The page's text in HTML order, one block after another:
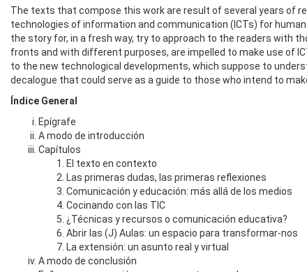
The texts that compose this work are result of several years of
technologies of information and communication (ICTs) for
the story for, in a fresh way, try to approach to the readers with
fronts and with different purposes, are impelled to make use of
to the new technological developments, which suppose to
decalogue that could serve as a guide to those who intend to
Índice General
Epígrafe
A modo de introducción
Capítulos
El texto en contexto
Las primeras dudas, las primeras reflexiones
Comunicación y educación: más allá de los medios
Cocinando con las TIC
¿Técnicas y recursos o comunicación educativa?
Abrir las (J) Aulas: un espacio para transformar-nos
La extensión: un asunto real y virtual
A modo de conclusión